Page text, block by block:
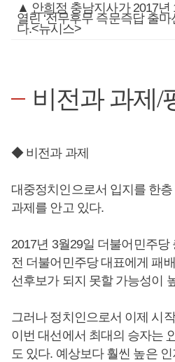
▲ 안희정 충남지사가 2017
열린 ‘전무후무 즉문즉답 출
다.<뉴시스>
비전과 과제/
◆ 비전과 과제
대중정치인으로서 입지를 한
과제를 안고 있다.
2017년 3월29일 더불어민주당
전 더불어민주당 대표에게 패
선후보가 되지 못할 가능성이
그러나 정치인으로서 이제 시
이번 대선에서 최대의 승자는
도 있다. 예상보다 훨씬 높은